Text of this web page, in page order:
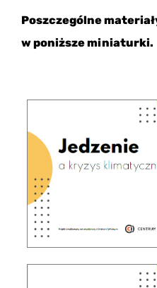
Poszczególne
w poniższe miniaturki.